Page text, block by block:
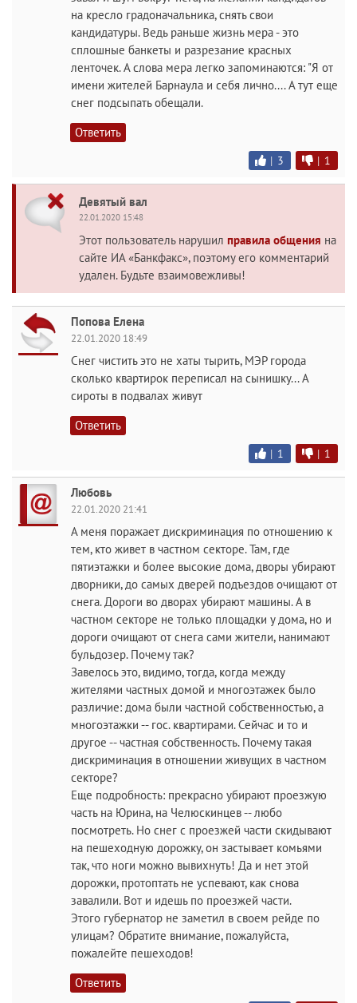
на кресло градоначальника, снять свои
кандидатуры. Ведь раньше жизнь мера - это
сплошные банкеты и разрезание красных
ленточек. А слова мера легко запоминаются: "Я от
имени жителей Барнаула и себя лично.... А тут еще
снег подсыпать обещали.
Ответить
| 3 | 1
Девятый вал
22.01.2020 15:48
Этот пользователь нарушил правила общения на
сайте ИА «Банкфакс», поэтому его комментарий
удален. Будьте взаимовежливы!
Попова Елена
22.01.2020 18:49
Снег чистить это не хаты тырить, МЭР города
сколько квартирок переписал на сынишку... А
сироты в подвалах живут
Ответить
| 1 | 1
Любовь
22.01.2020 21:41
А меня поражает дискриминация по отношению к
тем, кто живет в частном секторе. Там, где
пятиэтажки и более высокие дома, дворы убирают
дворники, до самых дверей подъездов очищают от
снега. Дороги во дворах убирают машины. А в
частном секторе не только площадки у дома, но и
дороги очищают от снега сами жители, нанимают
бульдозер. Почему так?
Завелось это, видимо, тогда, когда между
жителями частных домой и многоэтажек было
различие: дома были частной собственностью, а
многоэтажки -- гос. квартирами. Сейчас и то и
другое -- частная собственность. Почему такая
дискриминация в отношении живущих в частном
секторе?
Еще подробность: прекрасно убирают проезжую
часть на Юрина, на Челюскинцев -- любо
посмотреть. Но снег с проезжей части скидывают
на пешеходную дорожку, он застывает комьями
так, что ноги можно вывихнуть! Да и нет этой
дорожки, протоптать не успевают, как снова
завалили. Вот и идешь по проезжей части.
Этого губернатор не заметил в своем рейде по
улицам? Обратите внимание, пожалуйста,
пожалейте пешеходов!
Ответить